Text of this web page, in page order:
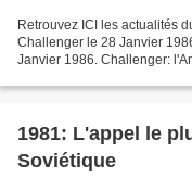
Retrouvez ICI les actualités
Challenger le 28 Janvier
Janvier 1986. Challenger:
1981: L'appel le
Soviétique